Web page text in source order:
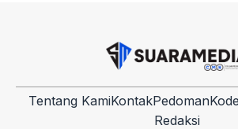
Tentang KamiKontakPedoman
Redaksi